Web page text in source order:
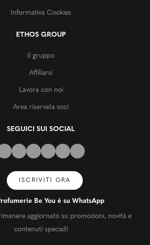
Informativa Cookies
ETHOS GROUP
Il gruppo
Affiliarsi
Lavora con noi
Area riservata soci
SEGUICI SUI SOCIAL
ISCRIVITI ORA
Be You è su WhatsApp
aggiornato su promozioni, novità e
contenuti speciali!